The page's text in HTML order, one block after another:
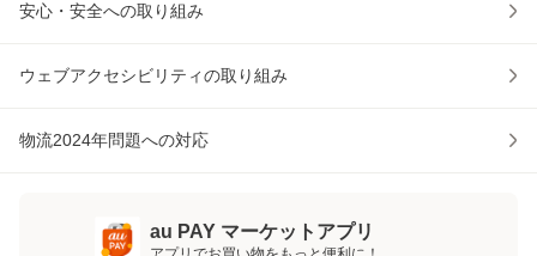
安心・安全への取り組み
ウェブアクセシビリティの取り組み
物流2024年問題への対応
au PAY マーケットアプリ